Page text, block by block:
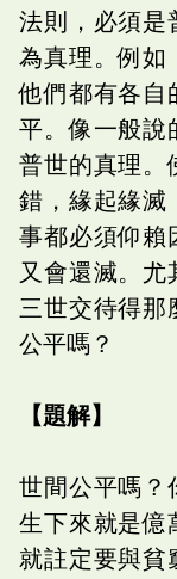
法則，必須是
為真理。例如
他們都有各自
平。像一般說
普世的真理。
錯，緣起緣滅
事都必須仰賴
又會還滅。尤
三世交待得那
公平嗎？
【題解】
世間公平嗎？
生下來就是億
就註定要與貧